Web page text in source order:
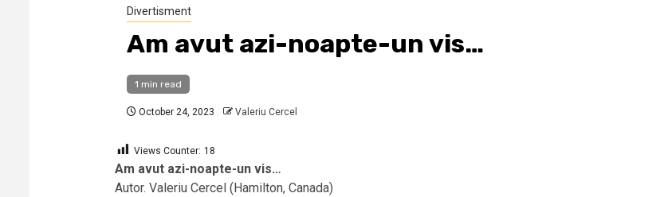
Divertisment
Am avut azi-noapte-un vis…
1 min read
October 24, 2023 Valeriu Cercel
Views Counter: 18
Am avut azi-noapte-un vis…
Autor. Valeriu Cercel (Hamilton, Canada)